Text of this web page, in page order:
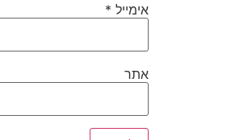
אימייל *
אתר